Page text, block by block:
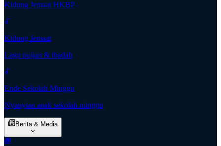
Kidung Jemaat HKBP
Kidung Jemaat
Lagu pujian & ibadah
Ende Sekolah Minggu
Nyanyian anak sekolah minggu
Berita & Media